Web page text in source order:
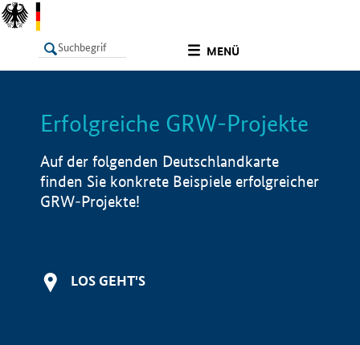
MENÜ
LISTE Info
Erfolgreiche GRW-Projekte
Auf der folgenden Deutschlandkarte
finden Sie konkrete Beispiele erfolgreicher
GRW-Projekte!
LOS GEHT'S